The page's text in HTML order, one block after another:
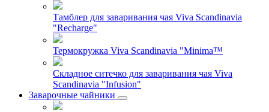
Тамблер для заваривания чая Viva Scandinavia
"Recharge"
Термокружка Viva Scandinavia "Minima™
Складное ситечко для заваривания чая Viva
Scandinavia "Infusion"
Заварочные чайники